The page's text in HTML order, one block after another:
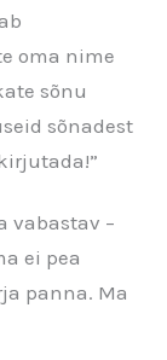
oma nime
sõnu
sõnadest
vabastav –
ei pea
panna. Ma